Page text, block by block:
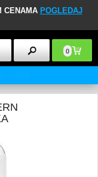
CENAMA POGLEDAJ
0